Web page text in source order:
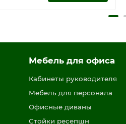
Мебель для офиса
Кабинеты руководителя
Мебель для персонала
Офисные диваны
Стойки ресепшн